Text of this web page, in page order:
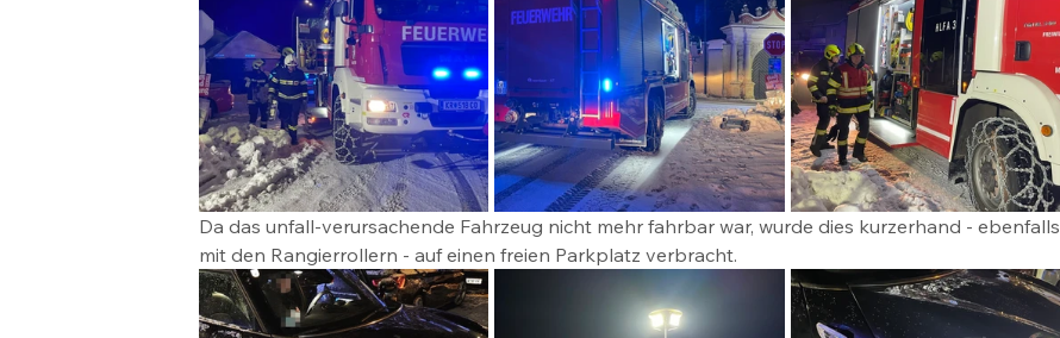
Da das unfall-verursachende Fahrzeug nicht mehr fahrbar war, wurde dies kurzerhand - ebenfalls
mit den Rangierrollern - auf einen freien Parkplatz verbracht.